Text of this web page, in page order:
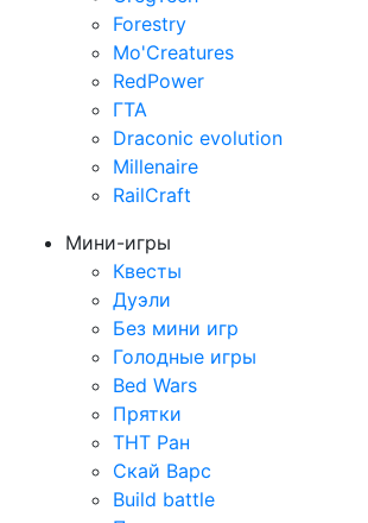
Forestry
Mo'Creatures
RedPower
ГТА
Draconic evolution
Millenaire
RailCraft
Мини-игры
Квесты
Дуэли
Без мини игр
Голодные игры
Bed Wars
Прятки
ТНТ Ран
Скай Варс
Build battle